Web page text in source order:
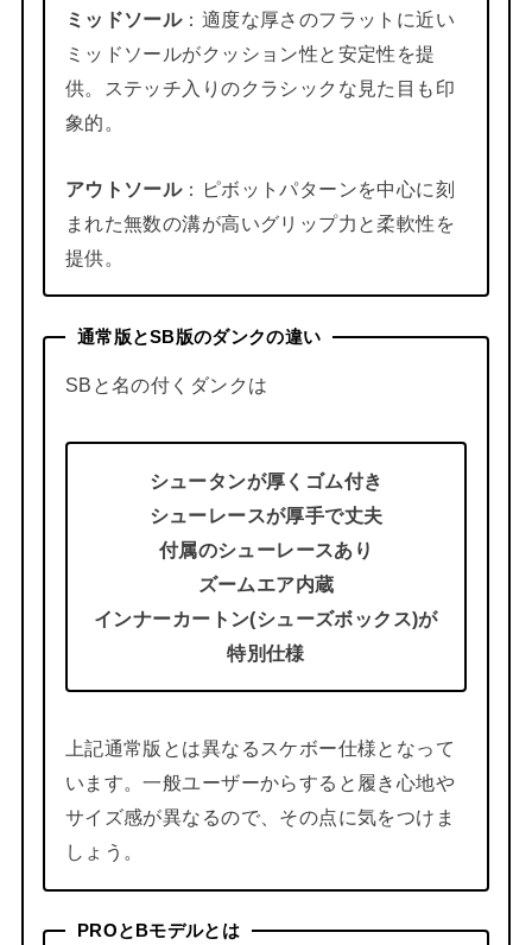
ミッドソール：適度な厚さのフラットに近い
ミッドソールがクッション性と安定性を提
供。ステッチ入りのクラシックな見た目も印
象的。
アウトソール：ピボットパターンを中心に刻
まれた無数の溝が高いグリップ力と柔軟性を
提供。
通常版とSB版のダンクの違い
SBと名の付くダンクは
シュータンが厚くゴム付き
シューレースが厚手で丈夫
付属のシューレースあり
ズームエア内蔵
インナーカートン(シューズボックス)が
特別仕様
上記通常版とは異なるスケボー仕様となって
います。一般ユーザーからすると履き心地や
サイズ感が異なるので、その点に気をつけま
しょう。
PROとBモデルとは